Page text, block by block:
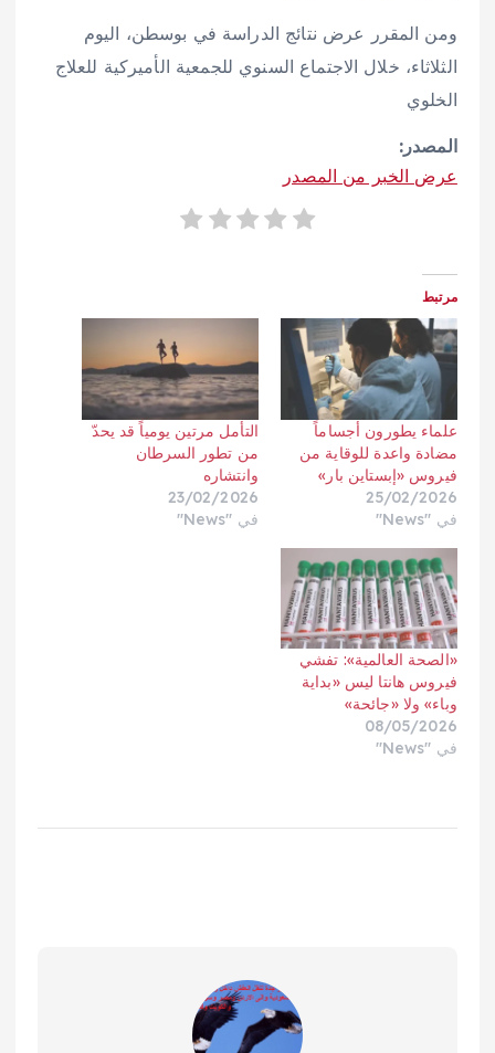
ومن المقرر عرض نتائج الدراسة في بوسطن، اليوم
الثلاثاء، خلال الاجتماع السنوي للجمعية الأميركية للعلاج
الخلوي
المصدر:
عرض الخبر من المصدر
مرتبط
علماء يطورون أجساماً
مضادة واعدة للوقاية من
فيروس «إبستاين بار»
25/02/2026
في "News"
التأمل مرتين يومياً قد يحدّ
من تطور السرطان
وانتشاره
23/02/2026
في "News"
«الصحة العالمية»: تفشي
فيروس هانتا ليس «بداية
وباء» ولا «جائحة»
08/05/2026
في "News"